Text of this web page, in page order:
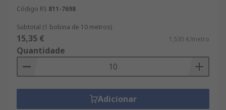
Código RS 811-7698
Subtotal (1 bobina de 10 metros)
15,35 € 1,535 €/metro
Quantidade
Adicionar